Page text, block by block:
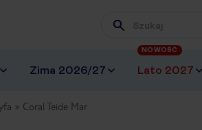
Wpisz frazę,
Zima 2026/27 Lato 2027
NOWOŚĆ
Coral Teide Mar